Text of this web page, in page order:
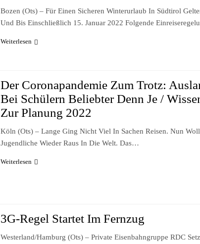
Bozen (ots) – Für Einen Sicheren Winterurlaub In Südtirol
Und Bis Einschließlich 15. Januar 2022 Folgende
Weiterlesen
Der Coronapandemie Zum Trotz:
Bei Schülern Beliebter Denn Je /
Zur Planung 2022
Köln (ots) – Lange Ging Nicht Viel In Sachen Reisen. Nun
Jugendliche Wieder Raus In Die Welt. Das…
Weiterlesen
3G-Regel Startet Im Fernzug
Westerland/Hamburg (ots) – Private Eisenbahngruppe RDC